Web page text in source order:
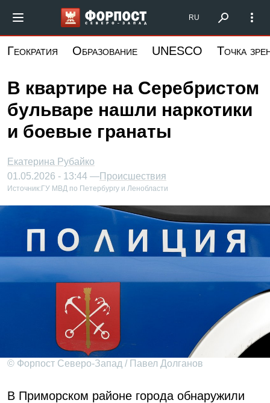
основному
Форпост Северо-Запад
RU
Геократия Образование UNESCO Точка
В квартире на Серебристом
бульваре нашли наркотики
и боевые гранаты
Екатерина Рубайко
01.05.2026 - 13:44 —Происшествия
Источник: ГУ МВД по Петербургу и Ленобласти
© Форпост Северо-Запад / Павел Долганов
В Приморском районе города обнаружили